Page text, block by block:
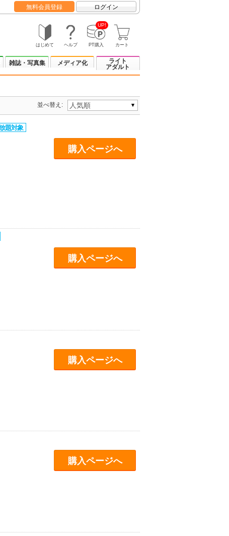
無料会員登録 ログイン
はじめて ヘルプ
UP!
PT購入 カート
雑誌・写真集 メディア化
ライト
アダルト
並べ替え:
購入ページへ
購入ページへ
購入ページへ
購入ページへ